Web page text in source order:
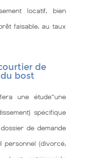
locatif, bien
faisable, au taux
de
bost
une étude~une
spécifique
de demande
personnel (divorcé,